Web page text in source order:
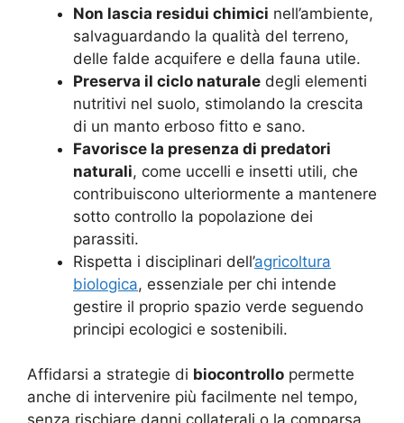
Non lascia residui chimici nell’ambiente,
salvaguardando la qualità del terreno,
delle falde acquifere e della fauna utile.
Preserva il ciclo naturale degli elementi
nutritivi nel suolo, stimolando la crescita
di un manto erboso fitto e sano.
Favorisce la presenza di predatori
naturali, come uccelli e insetti utili, che
contribuiscono ulteriormente a mantenere
sotto controllo la popolazione dei
parassiti.
Rispetta i disciplinari dell’agricoltura
biologica, essenziale per chi intende
gestire il proprio spazio verde seguendo
principi ecologici e sostenibili.
Affidarsi a strategie di biocontrollo permette
anche di intervenire più facilmente nel tempo,
senza rischiare danni collaterali o la comparsa